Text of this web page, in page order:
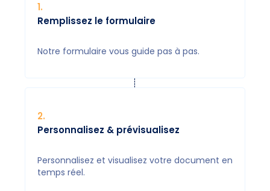
1.
Remplissez le formulaire
Notre formulaire vous guide pas à pas.
2.
Personnalisez & prévisualisez
Personnalisez et visualisez votre document en
temps réel.